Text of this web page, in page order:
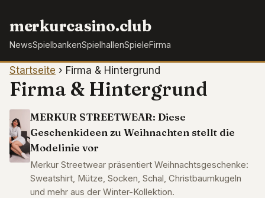
merkurcasino.club
NewsSpielbankenSpielhallenSpieleFirma
Startseite › Firma & Hintergrund
Firma & Hintergrund
MERKUR STREETWEAR: Diese
Geschenkideen zu Weihnachten stellt die
Modelinie vor
Merkur Streetwear präsentiert Weihnachtsgeschenke:
Sweatshirt, Mütze, Socken, Schal, Christbaumkugeln
und mehr aus der Winter-Kollektion.